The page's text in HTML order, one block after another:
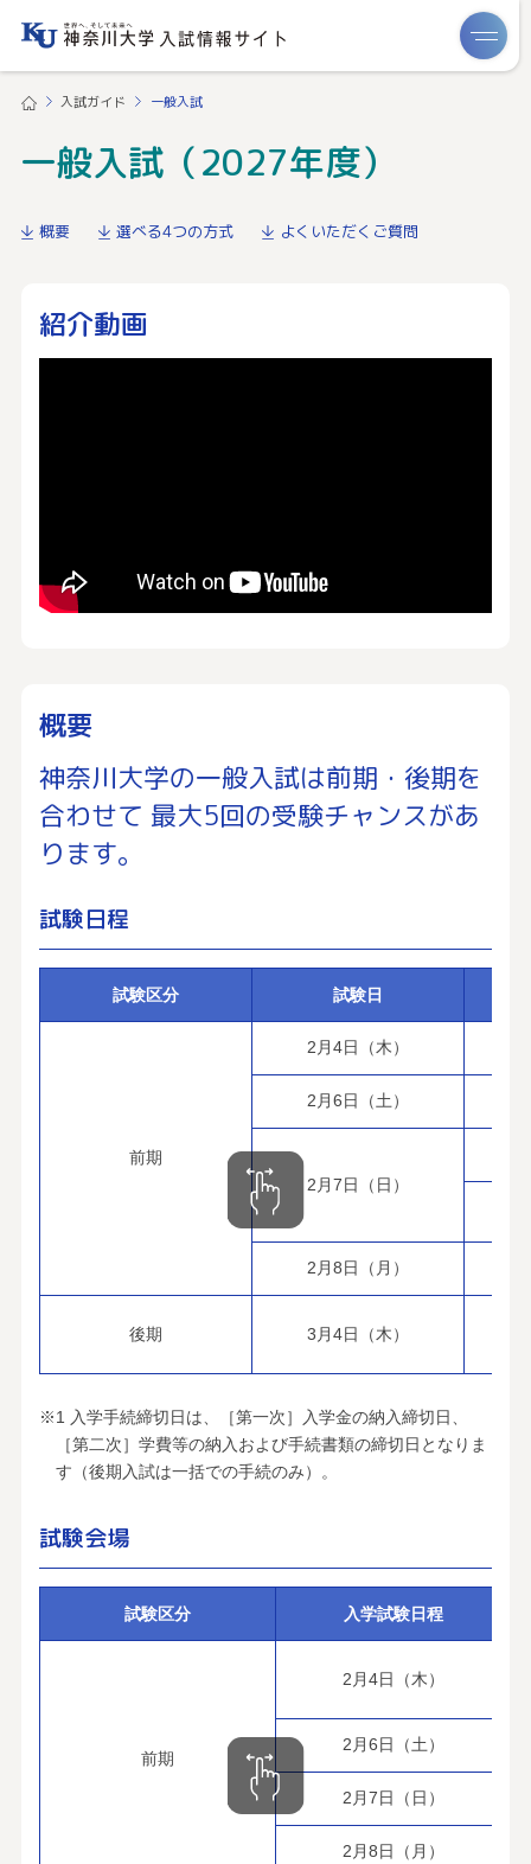
入試ガイド 一般入試
一般入試（2027年度）
概要 選べる4つの方式 よくいただくご質問
紹介動画
概要
神奈川大学の一般入試は前期・後期を
合わせて 最大5回の受験チャンスがあ
ります。
試験日程
試験区分 試験日
前期
2月4日（木）
2月6日（土）
2月7日（日）
2月8日（月）
後期 3月4日（木）
※1 入学手続締切日は、［第一次］入学金の納入締切日、
［第二次］学費等の納入および手続書類の締切日となりま
す（後期入試は一括での手続のみ）。
試験会場
試験区分 入学試験日程
前期
2月4日（木）
2月6日（土）
2月7日（日）
2月8日（月）